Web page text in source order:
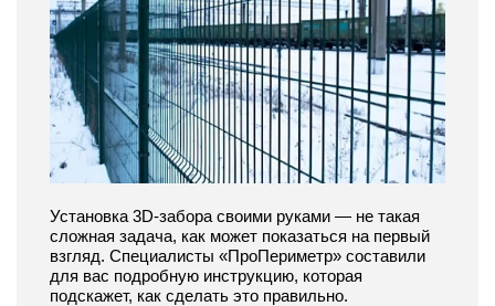
Установка 3D-забора своими руками — не такая
сложная задача, как может показаться на первый
взгляд. Специалисты «ПроПериметр» составили
для вас подробную инструкцию, которая
подскажет, как сделать это правильно.